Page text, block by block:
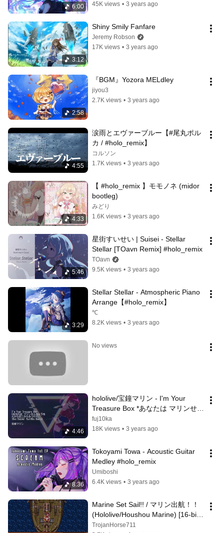
6:00
45K views • 3 years ago
3:12
Shiny Smily Fanfare
Jeremy Robson
17K views • 3 years ago
2:58
『BGM』Yozora MELdley
jiyou3
2.7K views • 3 years ago
4:55
涙雨とエヴァーブルー【#尾丸ポル
カ / #holo_remix】
コルソン
1.7K views • 3 years ago
4:33
【 #holo_remix 】モモノネ (midor
bootleg)
みどり
1.6K views • 3 years ago
5:46
星街すいせい | Suisei - Stellar
Stellar [TOavn Remix] #holo_remix
TOavn
9.5K views • 3 years ago
3:29
Stellar Stellar - Atmospheric Piano
Arrange【#holo_remix】
℃ ­ ­
8.2K views • 3 years ago
No views
4:46
hololive/宝鐘マリン - I'm Your
Treasure Box *あなたは マリンせん
ちょうを たからばこからみつけ
た。(Box Banger fuji0ka Remix)
fuj10ka
18K views • 3 years ago
8:36
Tokoyami Towa - Acoustic Guitar
Medley #holo_remix
Umiboshi
6.4K views • 3 years ago
Marine Set Sail!! / マリン出航！！
(Hololive/Houshou Marine) [16-bit,
SNES]
TrojanHorse711